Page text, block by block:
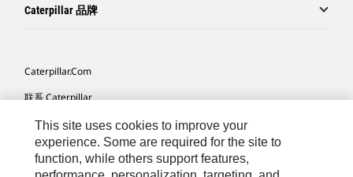
Caterpillar 品牌
Caterpillar.com
联系 Caterpillar
我的营销首选项
站点地图
This site uses cookies to improve your
experience. Some are required for the site to
function, while others support features,